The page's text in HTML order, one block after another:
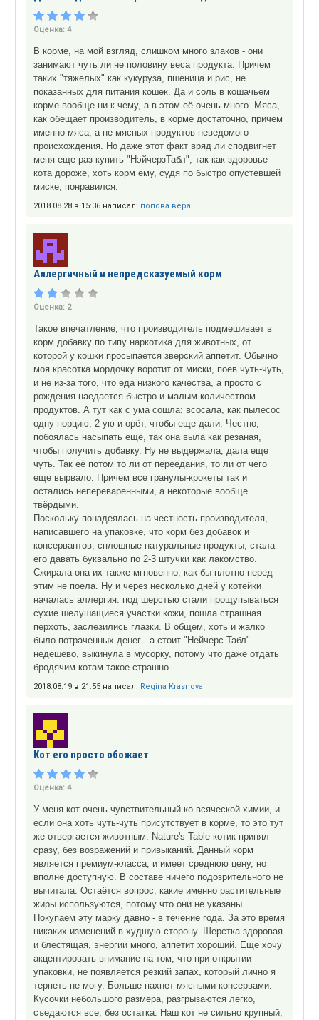
Оценка: 4
В корме, на мой взгляд, слишком много злаков - они
занимают чуть ли не половину веса продукта. Причем
таких "тяжелых" как кукуруза, пшеница и рис, не
показанных для питания кошек. Да и соль в кошачьем
корме вообще ни к чему, а в этом её очень много. Мяса,
как обещает производитель, в корме достаточно, причем
именно мяса, а не мясных продуктов неведомого
происхождения. Но даже этот факт вряд ли сподвигнет
меня еще раз купить "НэйчерзТабл", так как здоровье
кота дороже, хоть корм ему, судя по быстро опустевшей
миске, понравился.
2018.08.28 в 15:36 написал: попова вера
Аллергичный и непредсказуемый корм
Оценка: 2
Такое впечатление, что производитель подмешивает в
корм добавку по типу наркотика для животных, от
которой у кошки просыпается зверский аппетит. Обычно
моя красотка мордочку воротит от миски, поев чуть-чуть,
и не из-за того, что еда низкого качества, а просто с
рождения наедается быстро и малым количеством
продуктов. А тут как с ума сошла: всосала, как пылесос
одну порцию, 2-ую и орёт, чтобы еще дали. Честно,
побоялась насыпать ещё, так она выла как резаная,
чтобы получить добавку. Ну не выдержала, дала еще
чуть. Так её потом то ли от переедания, то ли от чего
еще вырвало. Причем все гранулы-крокеты так и
остались непереваренными, а некоторые вообще
твёрдыми.
Поскольку понадеялась на честность производителя,
написавшего на упаковке, что корм без добавок и
консервантов, сплошные натуральные продукты, стала
его давать буквально по 2-3 штучки как лакомство.
Сжирала она их также мгновенно, как бы плотно перед
этим не поела. Ну и через несколько дней у котейки
началась аллергия: под шерстью стали прощупываться
сухие шелушащиеся участки кожи, пошла страшная
перхоть, заслезились глазки. В общем, хоть и жалко
было потраченных денег - а стоит "Нейчерс Табл"
недешево, выкинула в мусорку, потому что даже отдать
бродячим котам такое страшно.
2018.08.19 в 21:55 написал: Regina Krasnova
Кот его просто обожает
Оценка: 4
У меня кот очень чувствительный ко всяческой химии, и
если она хоть чуть-чуть присутствует в корме, то это тут
же отвергается животным. Nature's Table котик принял
сразу, без возражений и привыканий. Данный корм
является премиум-класса, и имеет среднюю цену, но
вполне доступную. В составе ничего подозрительного не
вычитала. Остаётся вопрос, какие именно растительные
жиры используются, потому что они не указаны.
Покупаем эту марку давно - в течение года. За это время
никаких изменений в худшую сторону. Шерстка здоровая
и блестящая, энергии много, аппетит хороший. Еще хочу
акцентировать внимание на том, что при открытии
упаковки, не появляется резкий запах, который лично я
терпеть не могу. Больше пахнет мясными консервами.
Кусочки небольшого размера, разгрызаются легко,
съедаются все, без остатка. Наш кот не сильно крупный,